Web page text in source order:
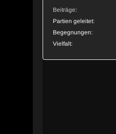
Beiträge
Partien geleitet
Begegnungen
Vielfalt